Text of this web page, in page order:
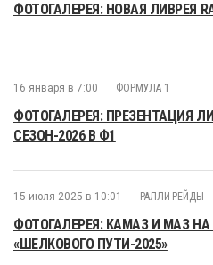
ФОТОГАЛЕРЕЯ: НОВАЯ ЛИВРЕЯ
16 января в 7:00 ФОРМУЛА 1
ФОТОГАЛЕРЕЯ: ПРЕЗЕНТАЦИЯ
СЕЗОН-2026 В Ф1
15 июля 2025 в 10:01 РАЛЛИ-РЕЙДЫ
ФОТОГАЛЕРЕЯ: КАМАЗ И МАЗ
«ШЕЛКОВОГО ПУТИ-2025»